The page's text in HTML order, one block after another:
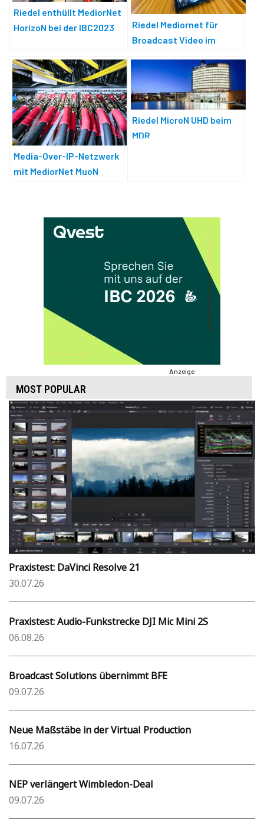
Riedel enthüllt MediorNet
HorizoN bei der IBC2023
Riedel Mediornet für
Broadcast Video im
Media-Over-IP-Netzwerk
mit MediorNet MuoN
Riedel MicroN UHD beim
MDR
Anzeige
MOST POPULAR
Praxistest: DaVinci Resolve 21
30.07.26
Praxistest: Audio-Funkstrecke DJI Mic Mini 2S
06.08.26
Broadcast Solutions übernimmt BFE
09.07.26
Neue Maßstäbe in der Virtual Production
16.07.26
NEP verlängert Wimbledon-Deal
09.07.26